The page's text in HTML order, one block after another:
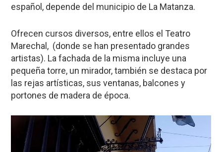
español, depende del municipio de La Matanza.
Ofrecen cursos diversos, entre ellos el Teatro
Marechal, (donde se han presentado grandes
artistas). La fachada de la misma incluye una
pequeña torre, un mirador, también se destaca por
las rejas artísticas, sus ventanas, balcones y
portones de madera de época.